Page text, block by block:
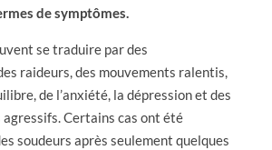
de symptômes.
se traduire par des
raideurs, des mouvements ralentis,
de l’anxiété, la dépression et des
Certains cas ont été
soudeurs après seulement quelques